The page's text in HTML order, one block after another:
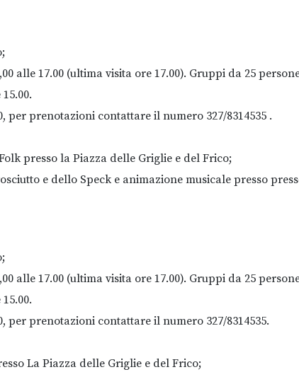
alle 17.00 (ultima visita ore 17.00). Gruppi da 25
per prenotazioni contattare il numero 327/8314535 .
presso la Piazza delle Griglie e del Frico;
e dello Speck e animazione musicale presso
alle 17.00 (ultima visita ore 17.00). Gruppi da 25
per prenotazioni contattare il numero 327/8314535.
La Piazza delle Griglie e del Frico;